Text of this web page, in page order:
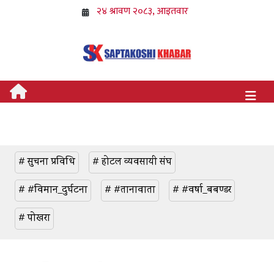
# सुचना प्रविधि
# होटल व्यवसायी संघ
# #विमान_दुर्घटना
# #तानावाता
# #वर्षा_बबण्डर
# पोखरा